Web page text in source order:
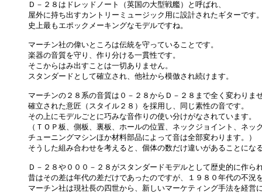
Ｄ－２８はドレッドノート（英国の大型戦艦）と呼ばれ、
屋外に持ち出すカントリーミュージック用に設計されたギターです
史上最もエポックメーキングなモデルですね。
マーチン社の偉いところは伝統を守っていることです。
楽器の音質を守り、作り分ける一貫性です。
そこからはみ出すことは一切ありません。
スタンダードとして確立され、他社から模倣され続けます。
マーチンの２８系の音質は０－２８からＤ－２８まで全く変わりま
確立された意匠（スタイル２８）を採用し、同じ素性の音です。
その上にモデルごとに巧みな音作りの使い分けがなされています。
（ＴＯＰ板、側板、裏板、ホールの位置、ネックジョイント、ネッ
チューニングマシンほか材料部品によって音は全部変わります。）
そうした組み合わせを考えると、個体の数だけ違いがあることにな
Ｄ－２８や０００－２８がスタンダードモデルとして歴史的に作ら
昔はその差は年代の差だけであったのですが、１９８０年代の不況
マーチン社は現社長の四世から、新しいマーケティング手法を経営